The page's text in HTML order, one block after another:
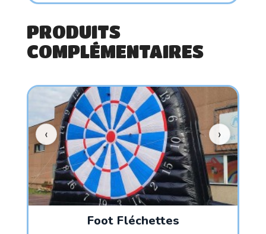
PRODUITS
COMPLÉMENTAIRES
Foot Fléchettes